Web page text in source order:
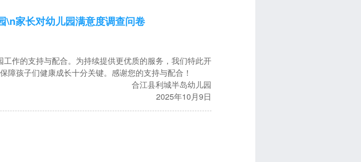
\n家长对幼儿园满意度调查问卷
作的支持与配合。为持续提供更优质的服务，我们特此开
障孩子们健康成长十分关键。感谢您的支持与配合！
合江县利城半岛幼儿园
2025年10月9日